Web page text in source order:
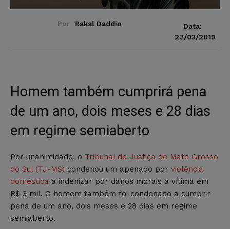
Por Rakal Daddio
Data:
22/03/2019
Homem também cumprirá pena
de um ano, dois meses e 28 dias
em regime semiaberto
Por unanimidade, o Tribunal de Justiça de Mato Grosso
do Sul (TJ-MS) condenou um apenado por violência
doméstica a indenizar por danos morais a vítima em
R$ 3 mil. O homem também foi condenado a cumprir
pena de um ano, dois meses e 28 dias em regime
semiaberto.